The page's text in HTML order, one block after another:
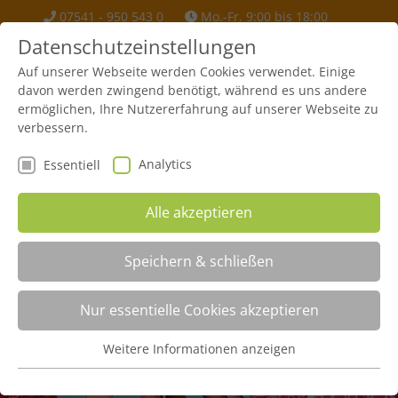
07541 - 950 543 0
Mo.-Fr. 9:00 bis 18:00
info(at)urmel-kinder-krebshilfe.org
Spender
Datenschutzeinstellungen
Auf unserer Webseite werden Cookies verwendet. Einige
davon werden zwingend benötigt, während es uns andere
ermöglichen, Ihre Nutzererfahrung auf unserer Webseite zu
verbessern.
Essentiell Analytics
Alle akzeptieren
Speichern & schließen
Nur essentielle Cookies akzeptieren
Weitere Informationen anzeigen